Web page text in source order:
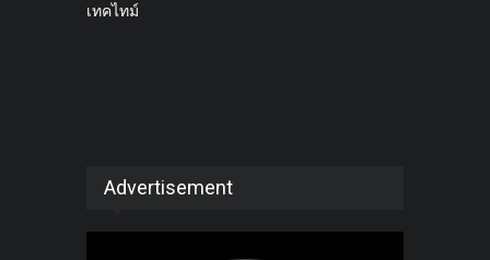
เทคไทม์
Advertisement